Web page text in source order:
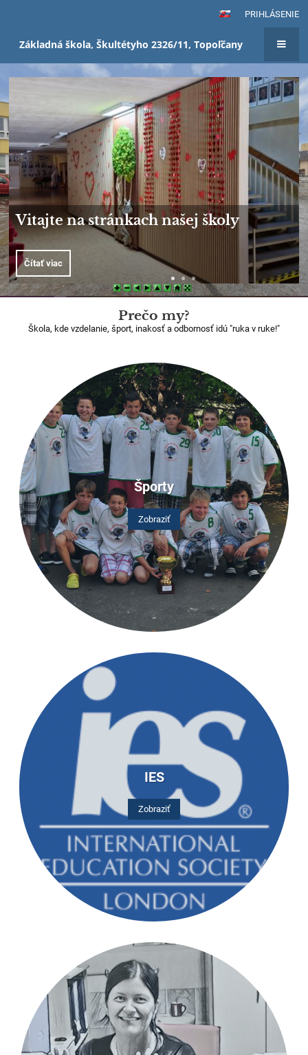
PRIHLÁSENIE
Základná škola, Škultétyho 2326/11, Topoľčany
Domov
Mobilná aplikácia
Vyskúšajte taktiež EduPage mobilnú aplikáciu, ktorá je dostupná
na zariadeniach s operačným systémom Android a IOS. Dostávajte
informácie od školy priamo do Vášho mobilu.
Čítať viac
Prečo my?
Škola, kde vzdelanie, šport, inakosť a odbornosť idú "ruka v ruke!"
Športy
Zobraziť
IES
Zobraziť